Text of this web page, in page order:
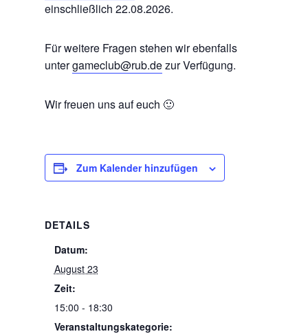
einschließlich 22.08.2026.
Für weitere Fragen stehen wir ebenfalls
untergameclub@rub.dezur Verfügung.
Wir freuen uns auf euch 🙂
Zum Kalender hinzufügen
DETAILS
Datum:
August 23
Zeit:
15:00 - 18:30
Veranstaltungskategorie: